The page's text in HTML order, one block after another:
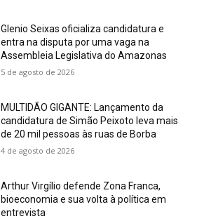
Glenio Seixas oficializa candidatura e
entra na disputa por uma vaga na
Assembleia Legislativa do Amazonas
5 de agosto de 2026
MULTIDÃO GIGANTE: Lançamento da
candidatura de Simão Peixoto leva mais
de 20 mil pessoas às ruas de Borba
4 de agosto de 2026
Arthur Virgílio defende Zona Franca,
bioeconomia e sua volta à política em
entrevista